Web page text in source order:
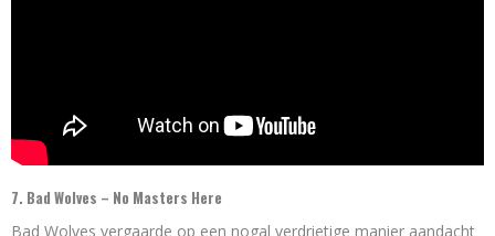
7. Bad Wolves – No Masters Here
Bad Wolves vergaarde op een nogal verdrietige manier aandacht